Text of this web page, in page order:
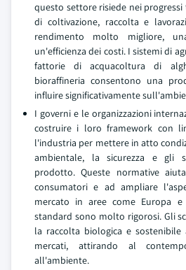
questo settore risiede nei
di coltivazione, raccolta e
rendimento molto migliore,
un'efficienza dei costi. I sistemi di
fattorie di acquacoltura di
bioraffineria consentono una
influire significativamente
I governi e le organizzazioni
costruire i loro framework con
l'industria per mettere in atto
ambientale, la sicurezza e gli
prodotto. Queste normative
consumatori e ad ampliare
mercato in aree come Europa
standard sono molto rigorosi. Gli
la raccolta biologica e sostenibile
mercati, attirando al
all'ambiente.